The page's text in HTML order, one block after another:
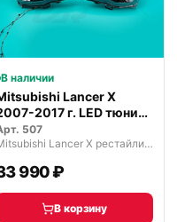
В наличии
Lancer X
2017 г. LED тюнинг
507
Mitsubishi Lancer X рестайлинг 2 (2015—2017)
990 ₽
В корзину